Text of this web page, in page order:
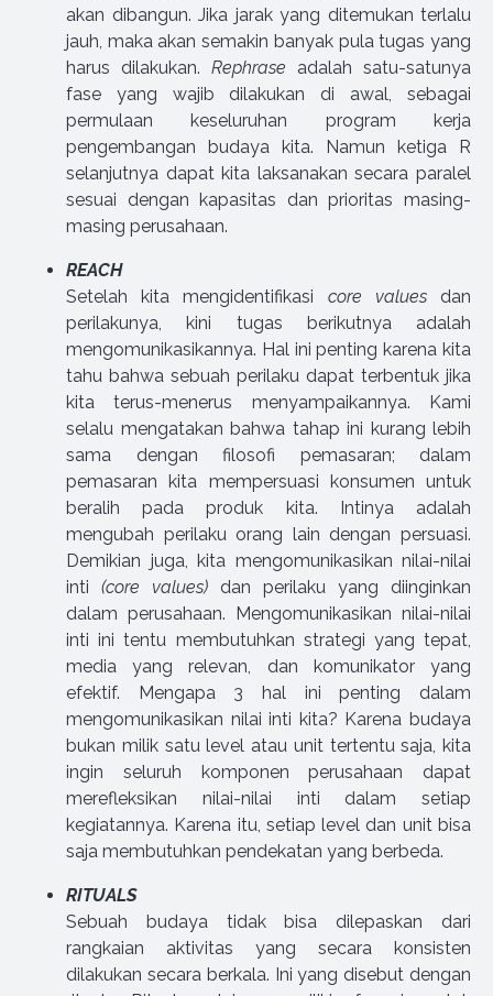
akan dibangun. Jika jarak yang ditemukan terlalu
jauh, maka akan semakin banyak pula tugas yang
harus dilakukan. Rephrase adalah satu-satunya
fase yang wajib dilakukan di awal, sebagai
permulaan keseluruhan program kerja
pengembangan budaya kita. Namun ketiga R
selanjutnya dapat kita laksanakan secara paralel
sesuai dengan kapasitas dan prioritas masing-
masing perusahaan.
REACH
Setelah kita mengidentifikasi core valuesdan
perilakunya, kini tugas berikutnya adalah
mengomunikasikannya. Hal ini penting karena kita
tahu bahwa sebuah perilaku dapat terbentuk jika
kita terus-menerus menyampaikannya. Kami
selalu mengatakan bahwa tahap ini kurang lebih
sama dengan filosofi pemasaran; dalam
pemasaran kita mempersuasi konsumen untuk
beralih pada produk kita. Intinya adalah
mengubah perilaku orang lain dengan persuasi.
Demikian juga, kita mengomunikasikan nilai-nilai
inti (core values) dan perilaku yang diinginkan
dalam perusahaan. Mengomunikasikan nilai-nilai
inti ini tentu membutuhkan strategi yang tepat,
media yang relevan, dan komunikator yang
efektif. Mengapa 3 hal ini penting dalam
mengomunikasikan nilai inti kita? Karena budaya
bukan milik satu level atau unit tertentu saja, kita
ingin seluruh komponen perusahaan dapat
merefleksikan nilai-nilai inti dalam setiap
kegiatannya. Karena itu, setiap level dan unit bisa
saja membutuhkan pendekatan yang berbeda.
RITUALS
Sebuah budaya tidak bisa dilepaskan dari
rangkaian aktivitas yang secara konsisten
dilakukan secara berkala. Ini yang disebut dengan